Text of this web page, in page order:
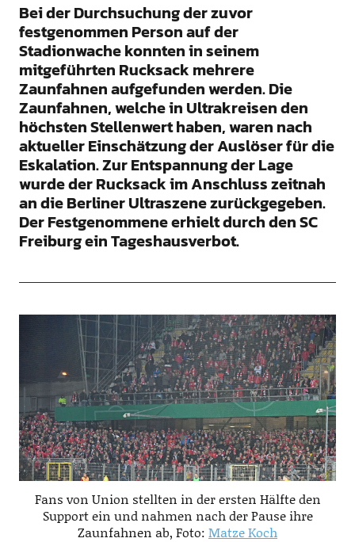
Bei der Durchsuchung der zuvor
festgenommen Person auf der
Stadionwache konnten in seinem
mitgeführten Rucksack mehrere
Zaunfahnen aufgefunden werden. Die
Zaunfahnen, welche in Ultrakreisen den
höchsten Stellenwert haben, waren nach
aktueller Einschätzung der Auslöser für die
Eskalation. Zur Entspannung der Lage
wurde der Rucksack im Anschluss zeitnah
an die Berliner Ultraszene zurückgegeben.
Der Festgenommene erhielt durch den SC
Freiburg ein Tageshausverbot.
Fans von Union stellten in der ersten Hälfte den
Support ein und nahmen nach der Pause ihre
Zaunfahnen ab, Foto: Matze Koch